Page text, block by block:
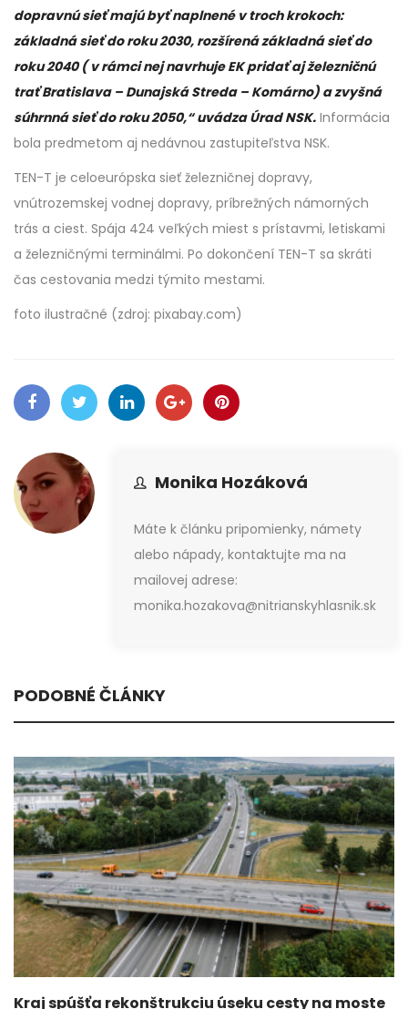
dopravnú sieť majú byť naplnené v troch krokoch:
základná sieť do roku 2030, rozšírená základná sieť do
roku 2040 ( v rámci nej navrhuje EK pridať aj železničnú
trať Bratislava – Dunajská Streda – Komárno) a zvyšná
súhrnná sieť do roku 2050,“ uvádza Úrad NSK. Informácia
bola predmetom aj nedávnou zastupiteľstva NSK.
TEN-T je celoeurópska sieť železničnej dopravy,
vnútrozemskej vodnej dopravy, príbrežných námorných
trás a ciest. Spája 424 veľkých miest s prístavmi, letiskami
a železničnými terminálmi. Po dokončení TEN-T sa skráti
čas cestovania medzi týmito mestami.
foto ilustračné (zdroj: pixabay.com)
Monika Hozáková
Máte k článku pripomienky, námety
alebo nápady, kontaktujte ma na
mailovej adrese:
monika.hozakova@nitrianskyhlasnik.sk
PODOBNÉ ČLÁNKY
Kraj spúšťa rekonštrukciu úseku cesty na moste